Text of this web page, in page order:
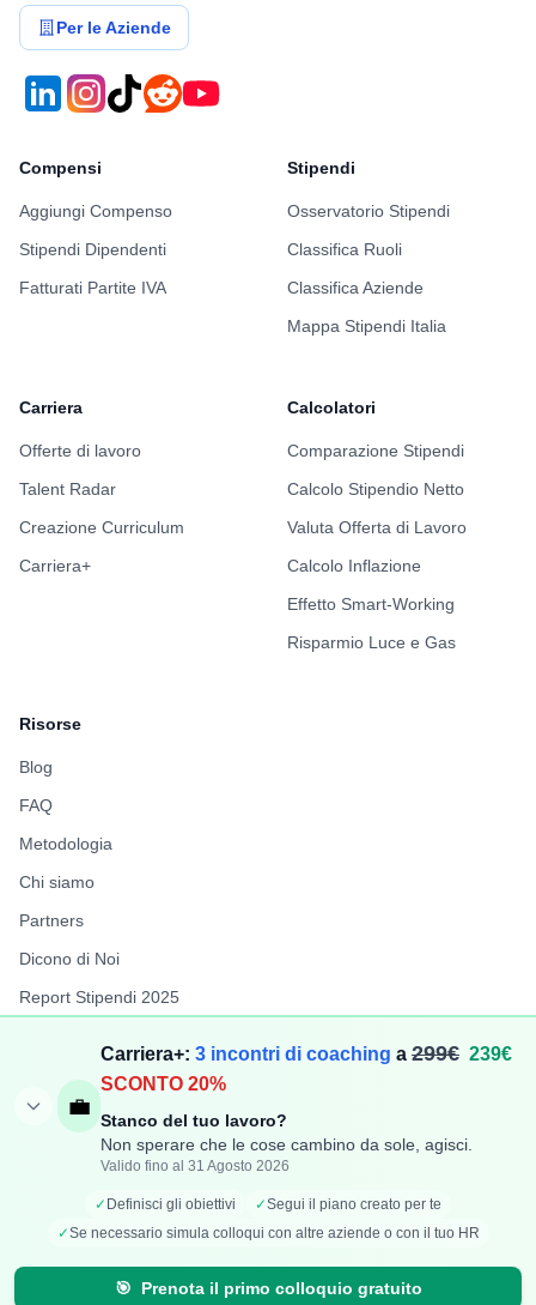
💼
Carriera+: 3 incontri di coaching a 299€ 239€
SCONTO 20%
Stanco del tuo lavoro?
Non sperare che le cose cambino da sole, agisci.
Valido fino al 31 Agosto 2026
✓ Definisci gli obiettivi ✓Segui il piano creato per te
✓Se necessario simula colloqui con altre aziende o con il tuo HR
🎯 Prenota il primo colloquio gratuito
Per le Aziende
Compensi
Aggiungi Compenso
Stipendi Dipendenti
Fatturati Partite IVA
Stipendi
Osservatorio Stipendi
Classifica Ruoli
Classifica Aziende
Mappa Stipendi Italia
Carriera
Offerte di lavoro
Talent Radar
Creazione Curriculum
Carriera+
Calcolatori
Comparazione Stipendi
Calcolo Stipendio Netto
Valuta Offerta di Lavoro
Calcolo Inflazione
Effetto Smart-Working
Risparmio Luce e Gas
Risorse
Blog
FAQ
Metodologia
Chi siamo
Partners
Dicono di Noi
Report Stipendi 2025
TechCompenso. Tutti i diritti riservati. | P.IVA: